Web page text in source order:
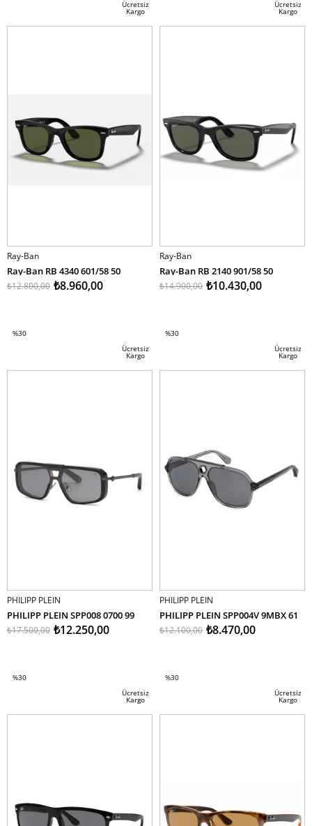
Ücretsiz
Kargo
Ücretsiz
Kargo
Ray-Ban
Ray-Ban RB 4340 601/58 50
₺8.960,00
₺12.800,00
%30
Ücretsiz
Kargo
Ray-Ban
Ray-Ban RB 2140 901/58 50
₺10.430,00
₺14.900,00
%30
Ücretsiz
Kargo
PHILIPP PLEIN
PHILIPP PLEIN SPP008 0700 99
₺12.250,00
₺17.500,00
%30
Ücretsiz
Kargo
PHILIPP PLEIN
PHILIPP PLEIN SPP004V 9MBX 61
₺8.470,00
₺12.100,00
%30
Ücretsiz
Kargo